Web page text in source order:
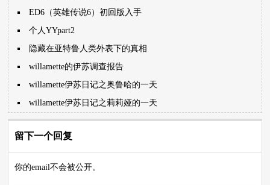
ED6（英雄传说6）初回版入手
个人YYpart2
隐藏在亚特鲁人类外表下的真相
willamette的伊苏调查报告
willamette伊苏日记之奥鲁哈的一天
willamette伊苏日记之莉莉娅的一天
留下一个回复
你的email不会被公开。